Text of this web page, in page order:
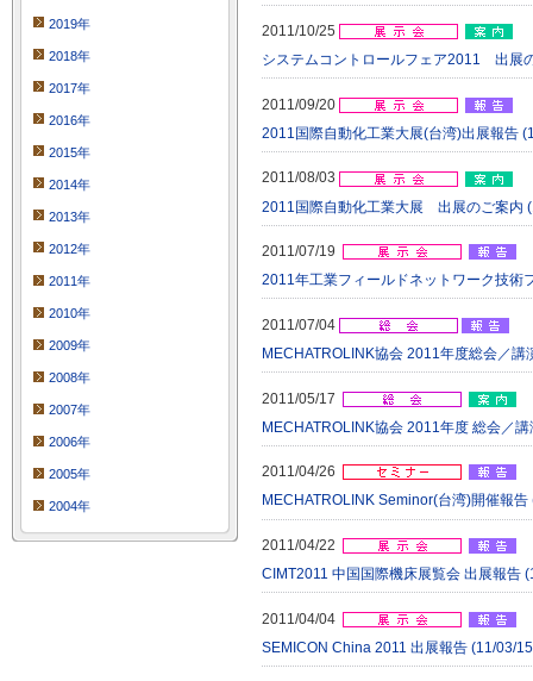
2019年
2018年
2017年
2016年
2015年
2014年
2013年
2012年
2011年
2010年
2009年
2008年
2007年
2006年
2005年
2004年
2011/10/25
システムコントロールフェア2011 出展
2011/09/20
2011国際自動化工業大展(台湾)出展報告
2011/08/03
2011国際自動化工業大展 出展のご案内
2011/07/19
2011年工業フィールドネットワーク技術
2011/07/04
MECHATROLINK協会 2011年度総会／
2011/05/17
MECHATROLINK協会 2011年度 総会／
2011/04/26
MECHATROLINK Seminor(台湾)開催報
2011/04/22
CIMT2011 中国国際機床展覧会 出展報告
2011/04/04
SEMICON China 2011 出展報告 (11/03/